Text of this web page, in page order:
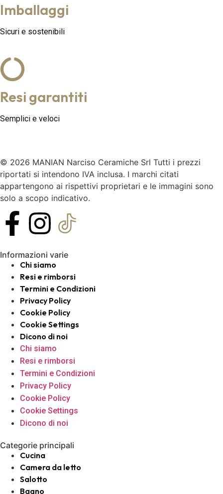
Imballaggi
Sicuri e sostenibili
Resi garantiti
Semplici e veloci
© 2026 MANIAN Narciso Ceramiche Srl Tutti i prezzi
riportati si intendono IVA inclusa. I marchi citati
appartengono ai rispettivi proprietari e le immagini sono
solo a scopo indicativo.
Informazioni varie
Chi siamo
Resi e rimborsi
Termini e Condizioni
Privacy Policy
Cookie Policy
Cookie Settings
Dicono di noi
Chi siamo
Resi e rimborsi
Termini e Condizioni
Privacy Policy
Cookie Policy
Cookie Settings
Dicono di noi
Categorie principali
Cucina
Camera da letto
Salotto
Bagno